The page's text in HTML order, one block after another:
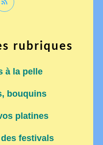
rubriques
à la pelle
bouquins
platines
festivals